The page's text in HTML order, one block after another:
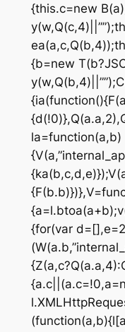
{this.c=new
{b=new
la=function(a,b)
{for(var